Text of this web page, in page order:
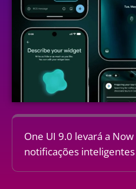
One UI 9.0 levará a
notificações